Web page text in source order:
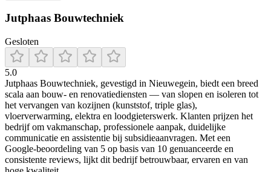
Jutphaas Bouwtechniek
Gesloten
5.0
Jutphaas Bouwtechniek, gevestigd in Nieuwegein, biedt een breed
scala aan bouw- en renovatiediensten — van slopen en isoleren tot
het vervangen van kozijnen (kunststof, triple glas),
vloerverwarming, elektra en loodgieterswerk. Klanten prijzen het
bedrijf om vakmanschap, professionele aanpak, duidelijke
communicatie en assistentie bij subsidieaanvragen. Met een
Google‑beoordeling van 5 op basis van 10 genuanceerde en
consistente reviews, lijkt dit bedrijf betrouwbaar, ervaren en van